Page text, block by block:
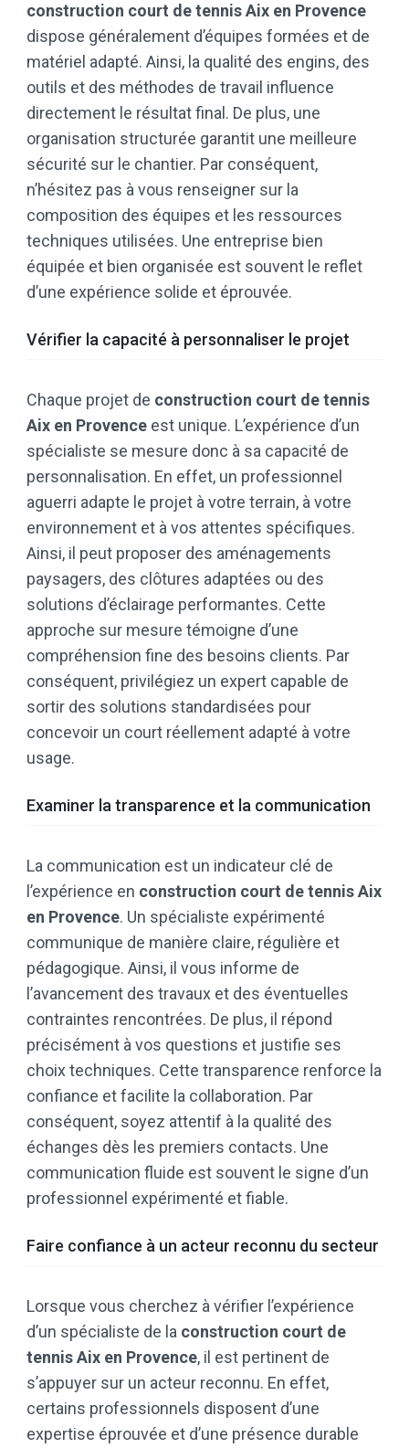
construction court de tennis Aix en Provence
dispose généralement d’équipes formées et de
matériel adapté. Ainsi, la qualité des engins, des
outils et des méthodes de travail influence
directement le résultat final. De plus, une
organisation structurée garantit une meilleure
sécurité sur le chantier. Par conséquent,
n’hésitez pas à vous renseigner sur la
composition des équipes et les ressources
techniques utilisées. Une entreprise bien
équipée et bien organisée est souvent le reflet
d’une expérience solide et éprouvée.
Vérifier la capacité à personnaliser le projet
Chaque projet de construction court de tennis
Aix en Provence est unique. L’expérience d’un
spécialiste se mesure donc à sa capacité de
personnalisation. En effet, un professionnel
aguerri adapte le projet à votre terrain, à votre
environnement et à vos attentes spécifiques.
Ainsi, il peut proposer des aménagements
paysagers, des clôtures adaptées ou des
solutions d’éclairage performantes. Cette
approche sur mesure témoigne d’une
compréhension fine des besoins clients. Par
conséquent, privilégiez un expert capable de
sortir des solutions standardisées pour
concevoir un court réellement adapté à votre
usage.
Examiner la transparence et la communication
La communication est un indicateur clé de
l’expérience en construction court de tennis Aix
en Provence. Un spécialiste expérimenté
communique de manière claire, régulière et
pédagogique. Ainsi, il vous informe de
l’avancement des travaux et des éventuelles
contraintes rencontrées. De plus, il répond
précisément à vos questions et justifie ses
choix techniques. Cette transparence renforce la
confiance et facilite la collaboration. Par
conséquent, soyez attentif à la qualité des
échanges dès les premiers contacts. Une
communication fluide est souvent le signe d’un
professionnel expérimenté et fiable.
Faire confiance à un acteur reconnu du secteur
Lorsque vous cherchez à vérifier l’expérience
d’un spécialiste de la construction court de
tennis Aix en Provence, il est pertinent de
s’appuyer sur un acteur reconnu. En effet,
certains professionnels disposent d’une
expertise éprouvée et d’une présence durable